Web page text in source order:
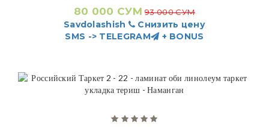
80 000 СУМ 93 000 СУМ
Savdolashish
Снизить цену
SMS -> TELEGRAM
+ BONUS